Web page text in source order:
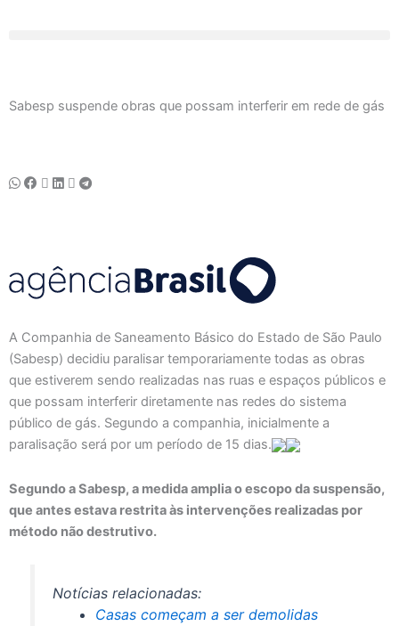
Sabesp suspende obras que possam interferir em rede de gás
A Companhia de Saneamento Básico do Estado de São Paulo
(Sabesp) decidiu paralisar temporariamente todas as obras
que estiverem sendo realizadas nas ruas e espaços públicos e
que possam interferir diretamente nas redes do sistema
público de gás. Segundo a companhia, inicialmente a
paralisação será por um período de 15 dias.
Segundo a Sabesp, a medida amplia o escopo da suspensão,
que antes estava restrita às intervenções realizadas por
método não destrutivo.
Notícias relacionadas:
Casas começam a ser demolidas